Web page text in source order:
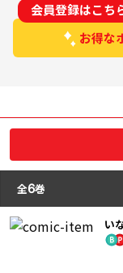
お得な
会員登録はこち
全6巻
い